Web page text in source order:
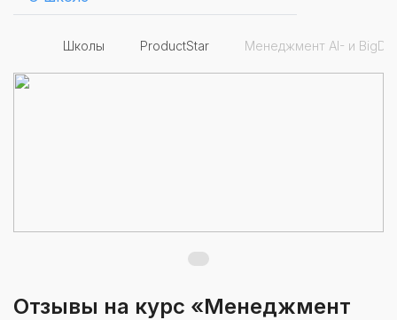
Школы ProductStar Менеджмент AI- и
Отзывы на курс «Менеджмент